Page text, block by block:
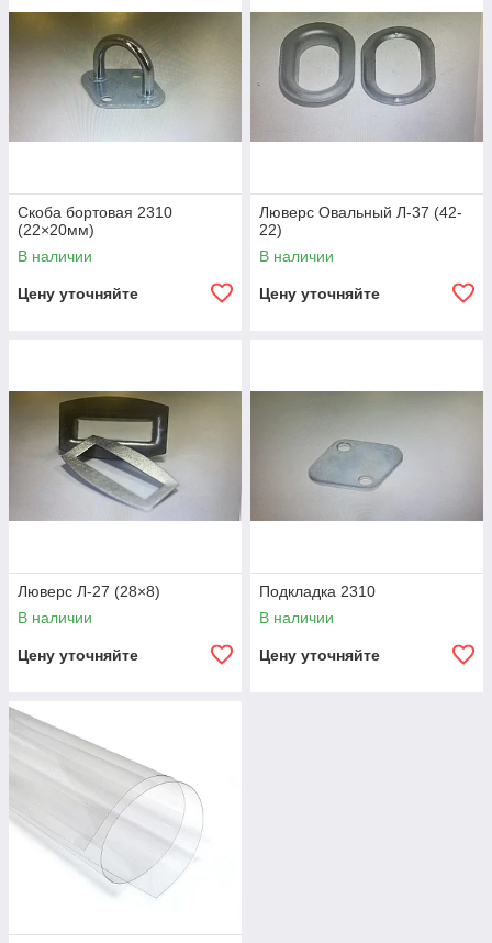
Скоба бортовая 2310
(22×20мм)
В наличии
Цену уточняйте
Люверс Овальный Л-37 (42-
22)
В наличии
Цену уточняйте
Люверс Л-27 (28×8)
В наличии
Цену уточняйте
Подкладка 2310
В наличии
Цену уточняйте